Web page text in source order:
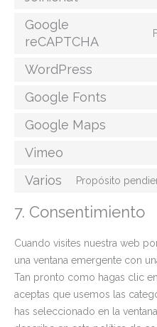
Google
reCAPTCHA
WordPress
Google Fonts
Google Maps
Vimeo
Varios Propósito
7. Consentimiento
Cuando visites nuestra web
una ventana emergente con
Tan pronto como hagas clic
aceptas que usemos las
has seleccionado en la